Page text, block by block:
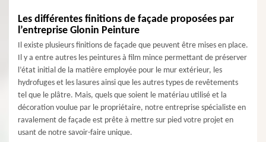
Les différentes finitions de façade proposées par
l’entreprise Glonin Peinture
Il existe plusieurs finitions de façade que peuvent être mises en place.
Il y a entre autres les peintures à film mince permettant de préserver
l’état initial de la matière employée pour le mur extérieur, les
hydrofuges et les lasures ainsi que les autres types de revêtements
tel que le plâtre. Mais, quels que soient le matériau utilisé et la
décoration voulue par le propriétaire, notre entreprise spécialiste en
ravalement de façade est prête à mettre sur pied votre projet en
usant de notre savoir-faire unique.